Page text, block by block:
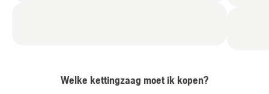
Welke kettingzaag moet ik kopen?